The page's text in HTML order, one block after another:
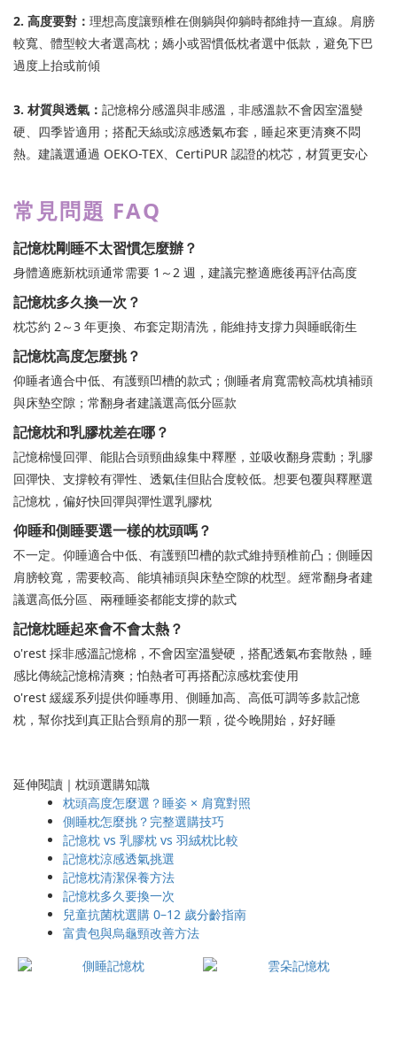
2. 高度要對： 理想高度讓頸椎在側躺與仰躺時都維持一直線。肩膀
較寬、體型較大者選高枕；嬌小或習慣低枕者選中低款，避免下巴
過度上抬或前傾
3. 材質與透氣： 記憶棉分感溫與非感溫，非感溫款不會因室溫變
硬、四季皆適用；搭配天絲或涼感透氣布套，睡起來更清爽不悶
熱。建議選通過 OEKO-TEX、CertiPUR 認證的枕芯，材質更安心
常見問題 FAQ
記憶枕剛睡不太習慣怎麼辦？
身體適應新枕頭通常需要 1～2 週，建議完整適應後再評估高度
記憶枕多久換一次？
枕芯約 2～3 年更換、布套定期清洗，能維持支撐力與睡眠衛生
記憶枕高度怎麼挑？
仰睡者適合中低、有護頸凹槽的款式；側睡者肩寬需較高枕填補頭
與床墊空隙；常翻身者建議選高低分區款
記憶枕和乳膠枕差在哪？
記憶棉慢回彈、能貼合頭頸曲線集中釋壓，並吸收翻身震動；乳膠
回彈快、支撐較有彈性、透氣佳但貼合度較低。想要包覆與釋壓選
記憶枕，偏好快回彈與彈性選乳膠枕
仰睡和側睡要選一樣的枕頭嗎？
不一定。仰睡適合中低、有護頸凹槽的款式維持頸椎前凸；側睡因
肩膀較寬，需要較高、能填補頭與床墊空隙的枕型。經常翻身者建
議選高低分區、兩種睡姿都能支撐的款式
記憶枕睡起來會不會太熱？
o'rest 採非感溫記憶棉，不會因室溫變硬，搭配透氣布套散熱，睡
感比傳統記憶棉清爽；怕熱者可再搭配涼感枕套使用
o'rest 緩緩系列提供仰睡專用、側睡加高、高低可調等多款記憶
枕，幫你找到真正貼合頸肩的那一顆，從今晚開始，好好睡
延伸閱讀｜枕頭選購知識
枕頭高度怎麼選？睡姿 × 肩寬對照
側睡枕怎麼挑？完整選購技巧
記憶枕 vs 乳膠枕 vs 羽絨枕比較
記憶枕涼感透氣挑選
記憶枕清潔保養方法
記憶枕多久要換一次
兒童抗菌枕選購 0–12 歲分齡指南
富貴包與烏龜頸改善方法